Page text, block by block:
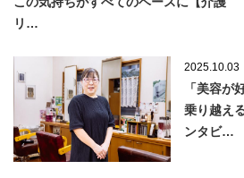
リ…
2025.10.03
「美容が
乗り越え
ンタビ…